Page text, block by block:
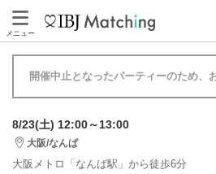
メニュー
開催中止となったパーティーのため、
8/23(土) 12:00～13:00
大阪/なんば
大阪メトロ「なんば駅」から徒歩6分